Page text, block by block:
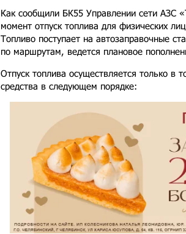
Как сообщили БК55 Управлении сети АЗС
момент отпуск топлива для физических
Топливо поступает на автозаправочные
по маршрутам, ведется плановое
Отпуск топлива осуществляется только в
средства в следующем порядке: